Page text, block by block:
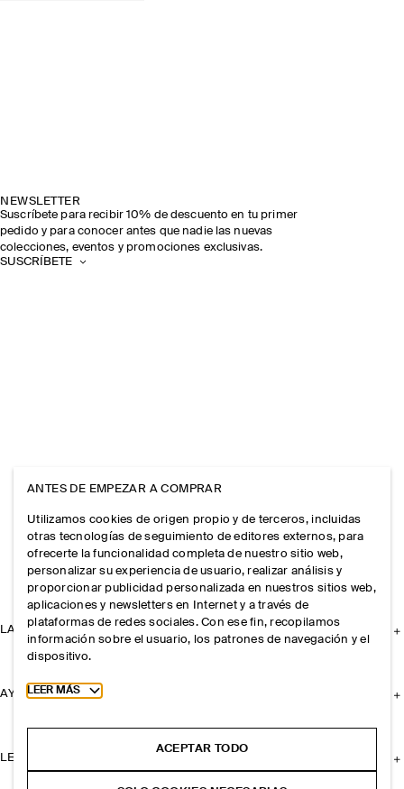
NEWSLETTER
Suscríbete para recibir 10% de descuento en tu primer
pedido y para conocer antes que nadie las nuevas
colecciones, eventos y promociones exclusivas.
SUSCRÍBETE
LA EMPRESA
AYUDA
LEGAL
ANTES DE EMPEZAR A COMPRAR
Utilizamos cookies de origen propio y de terceros, incluidas
otras tecnologías de seguimiento de editores externos, para
ofrecerte la funcionalidad completa de nuestro sitio web,
personalizar su experiencia de usuario, realizar análisis y
proporcionar publicidad personalizada en nuestros sitios web,
aplicaciones y newsletters en Internet y a través de
plataformas de redes sociales. Con ese fin, recopilamos
información sobre el usuario, los patrones de navegación y el
dispositivo.
Toggle more cookie information
LEER MÁS
ACEPTAR TODO